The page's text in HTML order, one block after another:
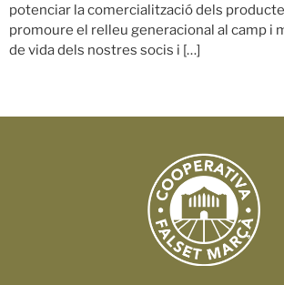
potenciar la comercialització dels
promoure el relleu generacional al camp i
de vida dels nostres socis i […]